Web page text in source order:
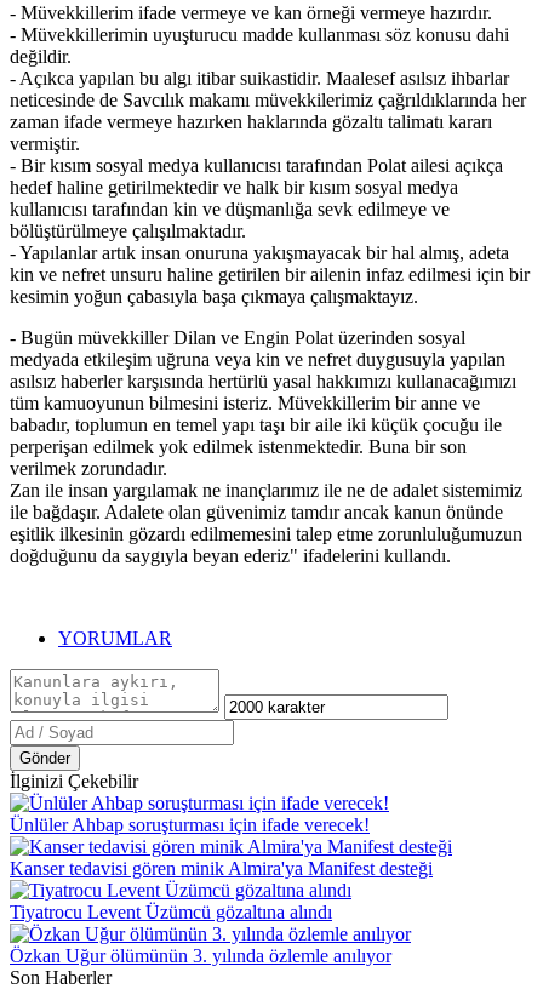
- Müvekkillerim ifade vermeye ve kan örneği vermeye hazırdır.
- Müvekkillerimin uyuşturucu madde kullanması söz konusu dahi
değildir.
- Açıkca yapılan bu algı itibar suikastidir. Maalesef asılsız ihbarlar
neticesinde de Savcılık makamı müvekkilerimiz çağrıldıklarında her
zaman ifade vermeye hazırken haklarında gözaltı talimatı kararı
vermiştir.
- Bir kısım sosyal medya kullanıcısı tarafından Polat ailesi açıkça
hedef haline getirilmektedir ve halk bir kısım sosyal medya
kullanıcısı tarafından kin ve düşmanlığa sevk edilmeye ve
bölüştürülmeye çalışılmaktadır.
- Yapılanlar artık insan onuruna yakışmayacak bir hal almış, adeta
kin ve nefret unsuru haline getirilen bir ailenin infaz edilmesi için bir
kesimin yoğun çabasıyla başa çıkmaya çalışmaktayız.
- Bugün müvekkiller Dilan ve Engin Polat üzerinden sosyal
medyada etkileşim uğruna veya kin ve nefret duygusuyla yapılan
asılsız haberler karşısında hertürlü yasal hakkımızı kullanacağımızı
tüm kamuoyunun bilmesini isteriz. Müvekkillerim bir anne ve
babadır, toplumun en temel yapı taşı bir aile iki küçük çocuğu ile
perperişan edilmek yok edilmek istenmektedir. Buna bir son
verilmek zorundadır.
Zan ile insan yargılamak ne inançlarımız ile ne de adalet sistemimiz
ile bağdaşır. Adalete olan güvenimiz tamdır ancak kanun önünde
eşitlik ilkesinin gözardı edilmemesini talep etme zorunluluğumuzun
doğduğunu da saygıyla beyan ederiz" ifadelerini kullandı.
YORUMLAR
Gönder
İlginizi Çekebilir
Ünlüler Ahbap soruşturması için ifade verecek!
Kanser tedavisi gören minik Almira'ya Manifest desteği
Tiyatrocu Levent Üzümcü gözaltına alındı
Özkan Uğur ölümünün 3. yılında özlemle anılıyor
Son Haberler